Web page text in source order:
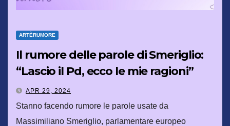
ARTÈRUMORE
Il rumore delle parole di Smeriglio:
“Lascio il Pd, ecco le mie ragioni”
APR 29, 2024
Stanno facendo rumore le parole usate da
Massimiliano Smeriglio, parlamentare europeo